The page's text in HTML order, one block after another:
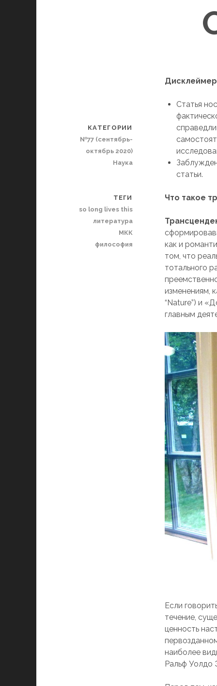
Статья
статьи.
Что такое
как и
том, что
тотального
изменениям,
“Nature”) и
главным
Если
течение,
ценность
наиболее
Ральф Уолдо
КАТЕГОРИИ
№77 (сентябрь-
октябрь 2020)
Наука
ТЕГИ
so long lives this
литература
МКК
философия